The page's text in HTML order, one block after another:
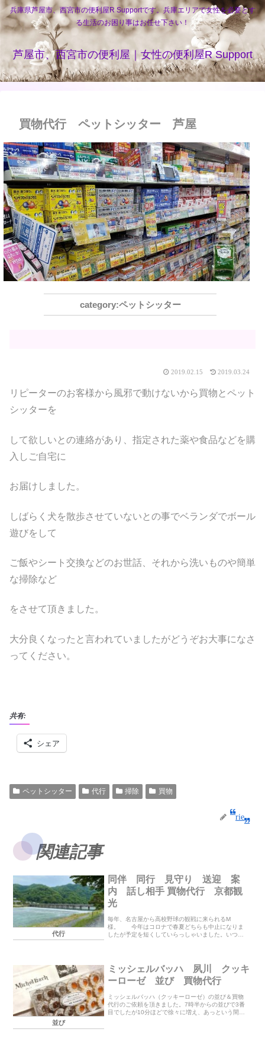
兵庫県芦屋市、西宮市の便利屋R Supportです。兵庫エリアで女性を必要とす
る生活のお困り事はお任せ下さい！
芦屋市、西宮市の便利屋｜女性の便利屋R Support
買物代行 ペットシッター 芦屋
ペットシッター
2019.02.15 2019.03.24
リピーターのお客様から風邪で動けないから買物とペット
シッターを
して欲しいとの連絡があり、指定された薬や食品などを購
入しご自宅に
お届けしました。
しばらく犬を散歩させていないとの事でベランダでボール
遊びをして
ご飯やシート交換などのお世話、それから洗いものや簡単
な掃除など
をさせて頂きました。
大分良くなったと言われていましたがどうぞお大事になさ
ってください。
共有:
シェア
ペットシッター 代行 掃除 買物
rie
関連記事
代行
同伴 同行 見守り 送迎 案
内 話し相手 買物代行 京都観
光
毎年、名古屋から高校野球の観戦に来られるM
様。 今年はコロナで春夏どちらも中止になりま
したが予定を短くしていらっしゃいました。いつも
並び
ミッシェルバッハ 夙川 クッキ
ーローゼ 並び 買物代行
ミッシェルバッハ（クッキーローゼ）の並び＆買物
代行のご依頼を頂きました。7時半からの並びで3番
目でしたが10分ほどで徐々に増え、あっという間に